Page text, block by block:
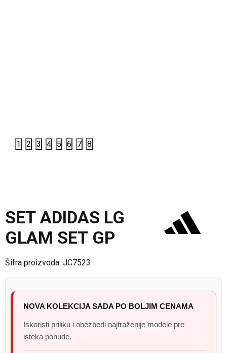
1 2 3 4 5 6 7 8
SET ADIDAS LG
GLAM SET GP
Šifra proizvoda: JC7523
NOVA KOLEKCIJA SADA PO BOLJIM CENAMA
Iskoristi priliku i obezbedi najtraženije modele pre
isteka ponude.